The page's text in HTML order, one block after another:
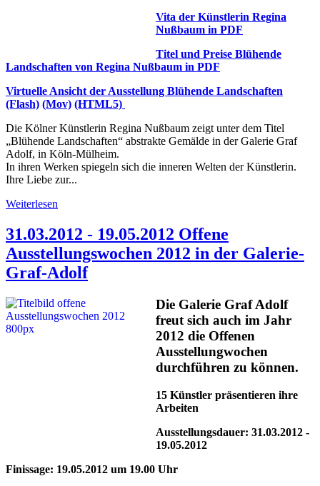
Vita der Künstlerin Regina
Nußbaum in PDF
Titel und Preise Blühende
Landschaften von Regina Nußbaum in PDF
Virtuelle Ansicht der Ausstellung Blühende Landschaften
(Flash) (Mov) (HTML5)
Die Kölner Künstlerin Regina Nußbaum zeigt unter dem Titel
„Blühende Landschaften“ abstrakte Gemälde in der Galerie Graf
Adolf, in Köln-Mülheim.
In ihren Werken spiegeln sich die inneren Welten der Künstlerin.
Ihre Liebe zur...
Weiterlesen
31.03.2012 - 19.05.2012 Offene
Ausstellungswochen 2012 in der Galerie-
Graf-Adolf
Die Galerie Graf Adolf
freut sich auch im Jahr
2012 die Offenen
Ausstellungwochen
durchführen zu können.
15 Künstler präsentieren ihre
Arbeiten
Ausstellungsdauer: 31.03.2012 -
19.05.2012
Finissage: 19.05.2012 um 19.00 Uhr